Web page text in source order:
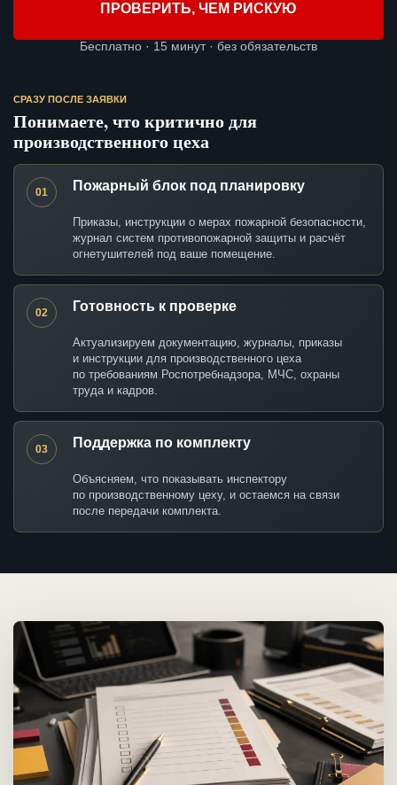
ПРОВЕРИТЬ, ЧЕМ РИСКУЮ
Бесплатно · 15 минут · без обязательств
СРАЗУ ПОСЛЕ ЗАЯВКИ
Понимаете, что критично для
производственного цеха
01 Пожарный блок под планировку
Приказы, инструкции о мерах пожарной безопасности,
журнал систем противопожарной защиты и расчёт
огнетушителей под ваше помещение.
02 Готовность к проверке
Актуализируем документацию, журналы, приказы
и инструкции для производственного цеха
по требованиям Роспотребнадзора, МЧС, охраны
труда и кадров.
03 Поддержка по комплекту
Объясняем, что показывать инспектору
по производственному цеху, и остаемся на связи
после передачи комплекта.